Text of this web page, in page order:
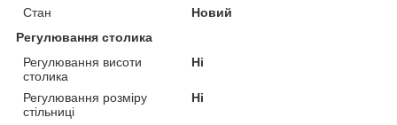
Стан
Новий
Регулювання столика
Регулювання висоти
столика
Ні
Регулювання розміру
стільниці
Ні